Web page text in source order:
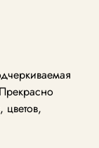
цветов,